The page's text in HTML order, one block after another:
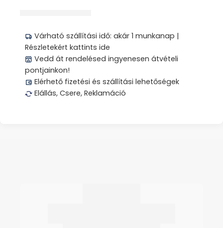
Várható szállítási idő: akár 1 munkanap |
Részletekért kattints ide
Vedd át rendelésed ingyenesen átvételi
pontjainkon!
Elérhető fizetési és szállítási lehetőségek
Elállás, Csere, Reklamáció